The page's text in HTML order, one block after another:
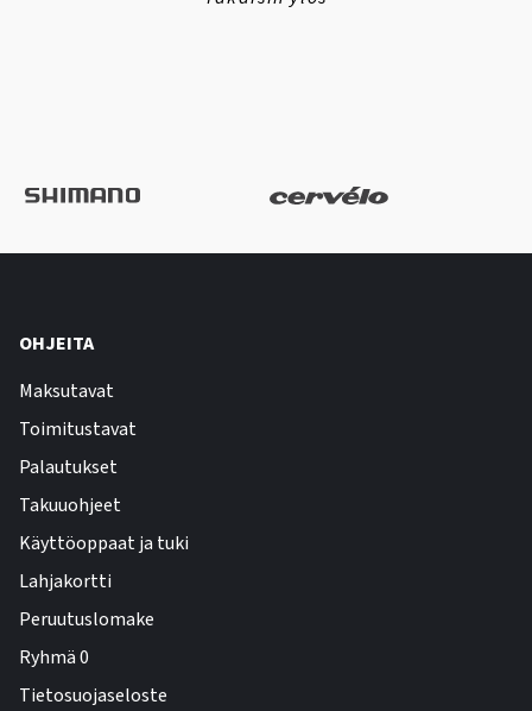
OHJEITA
Maksutavat
Toimitustavat
Palautukset
Takuuohjeet
Käyttöoppaat ja tuki
Lahjakortti
Peruutuslomake
Ryhmä 0
Tietosuojaseloste